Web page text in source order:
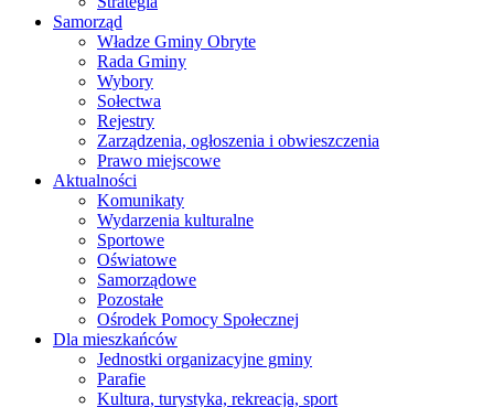
Samorząd
Władze Gminy Obryte
Rada Gminy
Wybory
Sołectwa
Rejestry
Zarządzenia, ogłoszenia i obwieszczenia
Prawo miejscowe
Aktualności
Komunikaty
Wydarzenia kulturalne
Sportowe
Oświatowe
Samorządowe
Pozostałe
Ośrodek Pomocy Społecznej
Dla mieszkańców
Jednostki organizacyjne gminy
Parafie
Kultura, turystyka, rekreacja, sport